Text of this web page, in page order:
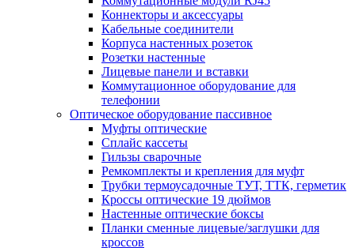
Коннекторы и аксессуары
Кабельные соединители
Корпуса настенных розеток
Розетки настенные
Лицевые панели и вставки
Коммутационное оборудование для
телефонии
Оптическое оборудование пассивное
Муфты оптические
Сплайс кассеты
Гильзы сварочные
Ремкомплекты и крепления для муфт
Трубки термоусадочные ТУТ, ТТК, герметик
Кроссы оптические 19 дюймов
Настенные оптические боксы
Планки сменные лицевые/заглушки для
кроссов